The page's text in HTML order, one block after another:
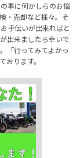
事に何かしらのお悩
・売却など様々。そ
手伝いが出来ればと
出来ましたら幸いで
「行ってみてよかっ
おります。